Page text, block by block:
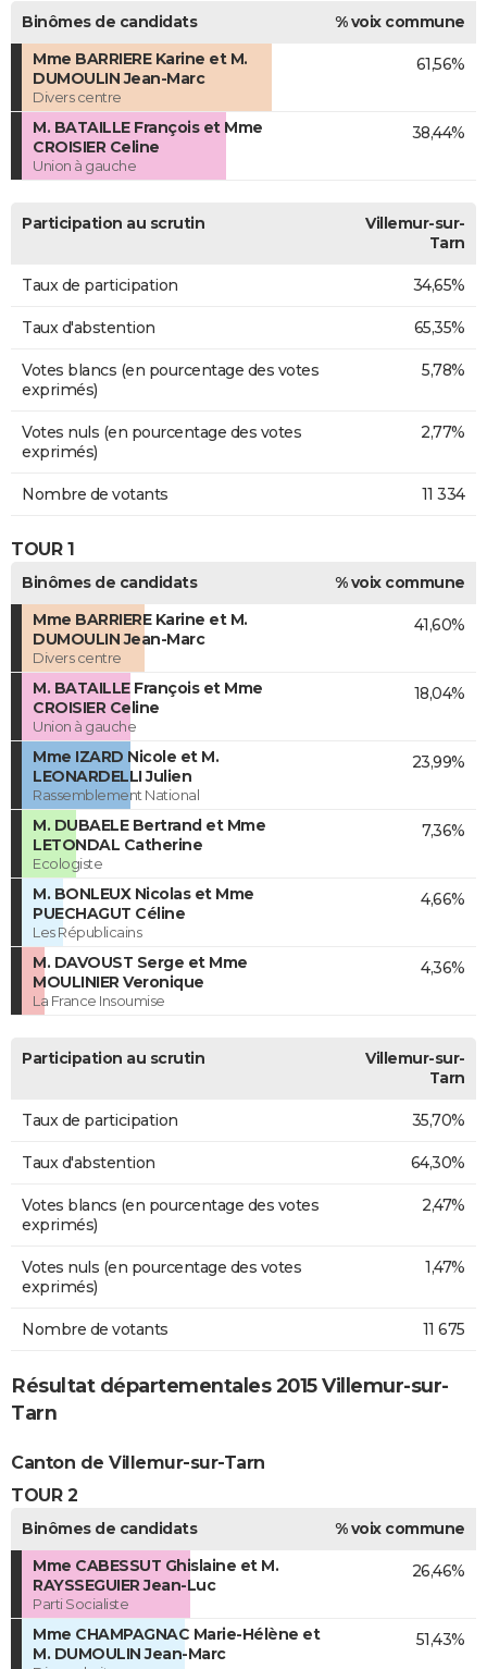
Binômes de candidats
% voix commune
Mme BARRIERE Karine et M.
DUMOULIN Jean-Marc
Divers centre
61,56%
M. BATAILLE François et Mme
CROISIER Celine
Union à gauche
38,44%
Participation au scrutin
Villemur-sur-
Tarn
Taux de participation 34,65%
Taux d'abstention 65,35%
Votes blancs (en pourcentage des votes
exprimés)
5,78%
Votes nuls (en pourcentage des votes
exprimés)
2,77%
Nombre de votants 11 334
TOUR 1
Binômes de candidats
% voix commune
Mme BARRIERE Karine et M.
DUMOULIN Jean-Marc
Divers centre
41,60%
M. BATAILLE François et Mme
CROISIER Celine
Union à gauche
18,04%
Mme IZARD Nicole et M.
LEONARDELLI Julien
Rassemblement National
23,99%
M. DUBAELE Bertrand et Mme
LETONDAL Catherine
Ecologiste
7,36%
M. BONLEUX Nicolas et Mme
PUECHAGUT Céline
Les Républicains
4,66%
M. DAVOUST Serge et Mme
MOULINIER Veronique
La France Insoumise
4,36%
Participation au scrutin
Villemur-sur-
Tarn
Taux de participation 35,70%
Taux d'abstention 64,30%
Votes blancs (en pourcentage des votes
exprimés)
2,47%
Votes nuls (en pourcentage des votes
exprimés)
1,47%
Nombre de votants 11 675
Résultat départementales 2015 Villemur-sur-
Tarn
Canton de Villemur-sur-Tarn
TOUR 2
Binômes de candidats
% voix commune
Mme CABESSUT Ghislaine et M.
RAYSSEGUIER Jean-Luc
Parti Socialiste
26,46%
Mme CHAMPAGNAC Marie-Hélène et
M. DUMOULIN Jean-Marc
51,43%